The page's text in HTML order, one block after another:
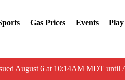
Gas Prices Events Play
August 6 at 10:14AM MDT until